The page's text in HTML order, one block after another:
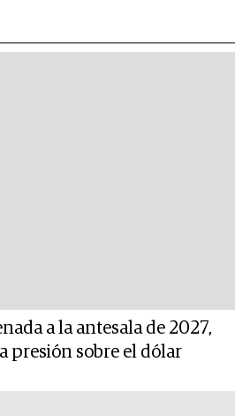
a la antesala de 2027,
presión sobre el dólar